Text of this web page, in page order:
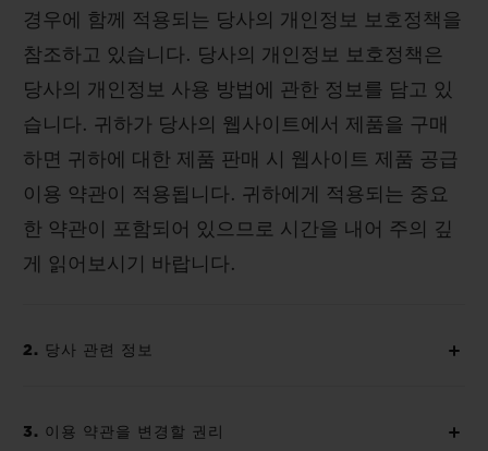
경우에 함께 적용되는 당사의 개인정보 보호정책을
참조하고 있습니다. 당사의 개인정보 보호정책은
당사의 개인정보 사용 방법에 관한 정보를 담고 있
습니다. 귀하가 당사의 웹사이트에서 제품을 구매
하면 귀하에 대한 제품 판매 시 웹사이트 제품 공급
이용 약관이 적용됩니다. 귀하에게 적용되는 중요
한 약관이 포함되어 있으므로 시간을 내어 주의 깊
게 읽어보시기 바랍니다.
2. 당사 관련 정보
3. 이용 약관을 변경할 권리